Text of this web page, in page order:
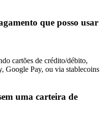
USDT Bonus
APR
que posso usar
cartões de crédito/débito,
Google Pay, ou via stablecoins
uma carteira de